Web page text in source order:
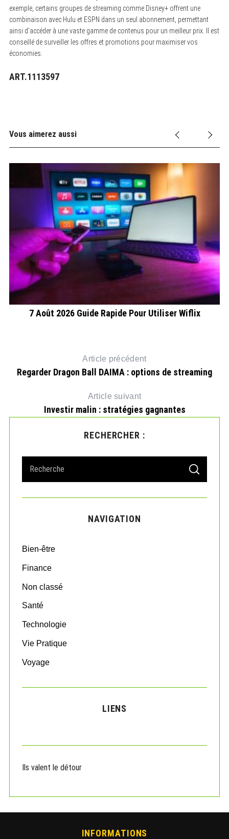
exemple, certains groupes de streaming comme Disney+ offrent une
combinaison avec Hulu et ESPN dans un seul abonnement, permettant
ainsi d’accéder à une vaste gamme de contenus pour un meilleur prix. Il est
conseillé de surveiller les offres et promotions pour maximiser vos
économies.
ART.1113597
Vous aimerez aussi
7 Août 2026 Guide Rapide Pour Utiliser Wiflix
Article précédent
Regarder Dragon Ball DAIMA : options de streaming
Article suivant
Investir malin : stratégies gagnantes
RECHERCHER :
a
r
o
:
S
A
C
NAVIGATION
Bien-être
Finance
Non classé
Santé
Technologie
Vie Pratique
Voyage
LIENS
Ils valent le détour
INFORMATIONS